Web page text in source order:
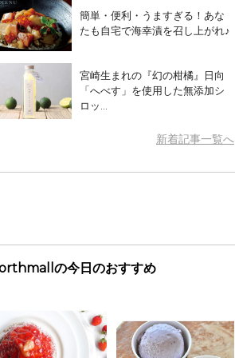
簡単・便利・うますぎる！あな
たも自宅で海幸漬を召し上がれ♪
宮崎生まれの『幻の柑橘』日向
「へべす」を使用した無添加シ
ロッ...
新着記事一覧へ
の今日のおすすめ